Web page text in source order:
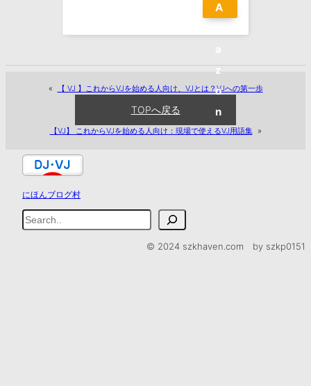
A
z
o
n
« 【 VJ 】これからVJを始める人向け、VJとは？VJへの第一歩
TOPへ戻る
【VJ】 これからVJを始める人向け：現場で使えるVJ用語集 »
にほんブログ村
検
索
© 2024 szkhaven.com by szkp0151